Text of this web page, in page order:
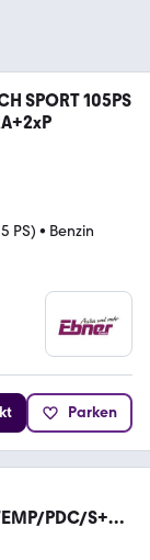
SPORT 105PS
PS) • Benzin
Parken
PDC/S+W